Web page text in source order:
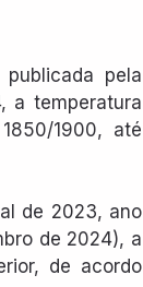
pela
a temperatura
1900, até
de 2023, ano
de 2024), a
de acordo